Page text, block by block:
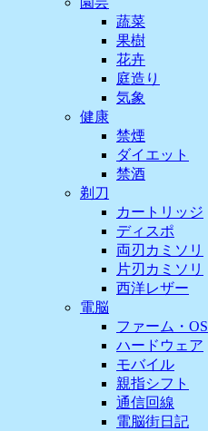
蔬菜
果樹
花卉
庭造り
気象
健康
禁煙
ダイエット
禁酒
剃刀
カートリッジ
ディスポ
両刃カミソリ
片刃カミソリ
西洋レザー
電脳
ファーム・OS
ハードウェア
モバイル
親指シフト
通信回線
電脳街日記